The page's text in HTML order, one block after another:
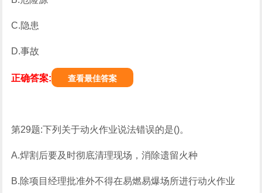
C.隐患
D.事故
正确答案: 查看最佳答案
第29题:下列关于动火作业说法错误的是()。
A.焊割后要及时彻底清理现场，消除遗留火种
B.除项目经理批准外不得在易燃易爆场所进行动火作业